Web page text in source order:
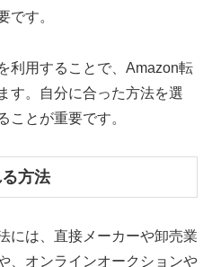
です。
利用することで、Amazon転
す。自分に合った方法を選
ことが重要です。
方法
には、直接メーカーや卸売業
、オンラインオークションや